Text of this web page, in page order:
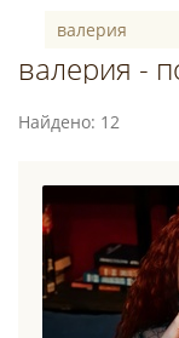
валерия -
Найдено: 12